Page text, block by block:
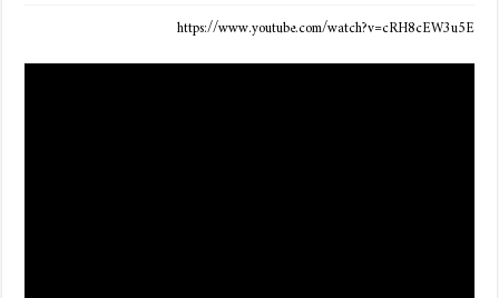
https://www.youtube.com/watch?v=cRH8cEW3u5E